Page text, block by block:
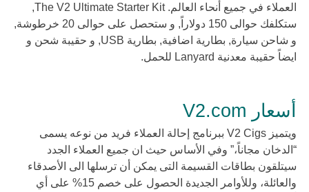
العملاء في جميع أنحاء العالم. The V2 Ultimate Starter Kit,
ستكلفك حوالى 150 دولاراً, و ستحصل على حوالى 20 خرطوشة,
و شاحن سيارة, بطارية اضافية, بطارية USB, و حقيبة شحن و
ايضاً حقيبة معدنية Lanyard للحمل.
أسعار V2.com
ويتميز V2 Cigs ببرنامج إحالة العملاء فريد من نوعه يسمى
“الدخان مجاناً،” وفي الأساس حيث ان جميع العملاء الجدد
سيتلقون بطاقات القسيمة التى يمكن أن ترسلها الى الأصدقاء
والعائلة، وللأوامر الجديدة الحصول على خصم 15% على أي